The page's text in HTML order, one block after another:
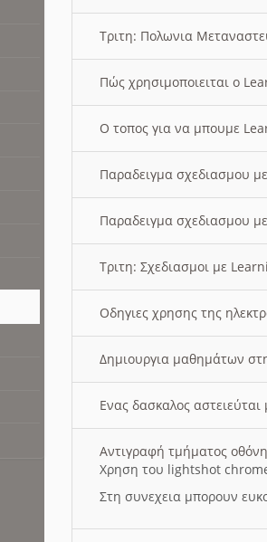
Τριτη: Πολωνια
Πώς χρησιμοποιειται ο
O τοπος για να μπουμε
Παραδειγμα σχεδιασμου
Παραδειγμα σχεδιασμου
Τριτη: Σχεδιασμοι με
Οδηγιες χρησης της
Δημιουργια μαθημάτων
Ενας δασκαλος
Αντιγραφή τμήματος
Χρηση του lightshot
Στη συνεχεια μπορουν